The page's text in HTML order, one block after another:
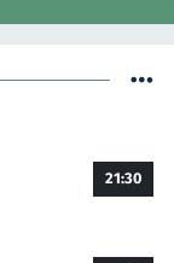
21:30